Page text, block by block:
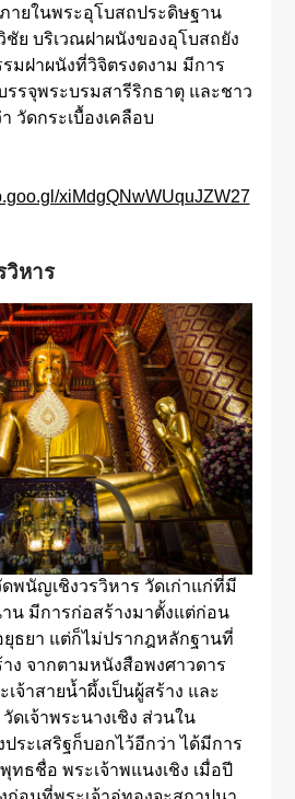
ายในพระอุโบสถประดิษฐาน
ย บริเวณฝาผนังของอุโบสถยัง
มฝาผนังที่วิจิตรงดงาม มีการ
รจุพระบรมสารีริกธาตุ และชาว
วัดกระเบื้องเคลือบ
xiMdgQNwWUquJZW27
วิหาร
พนัญเชิงวรวิหาร วัดเก่าแก่ที่มี
น มีการก่อสร้างมาตั้งแต่ก่อน
ยุธยา แต่ก็ไม่ปรากฎหลักฐานที่
ง จากตามหนังสือพงศาวดาร
จ้าสายน้ำผึ้งเป็นผู้สร้าง และ
เจ้าพระนางเชิง ส่วนใน
ระเสริฐก็บอกไว้อีกว่า ได้มีการ
ธชื่อ พระเจ้าพแนงเชิง เมื่อปี